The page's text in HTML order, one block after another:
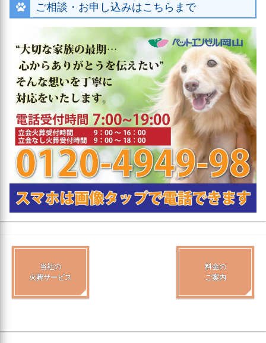
ご相談・お申し込みはこちらまで
当社の
火葬サービス
料金の
ご案内